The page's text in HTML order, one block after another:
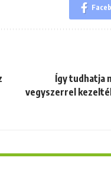
Így tudhatja
vegyszerrel